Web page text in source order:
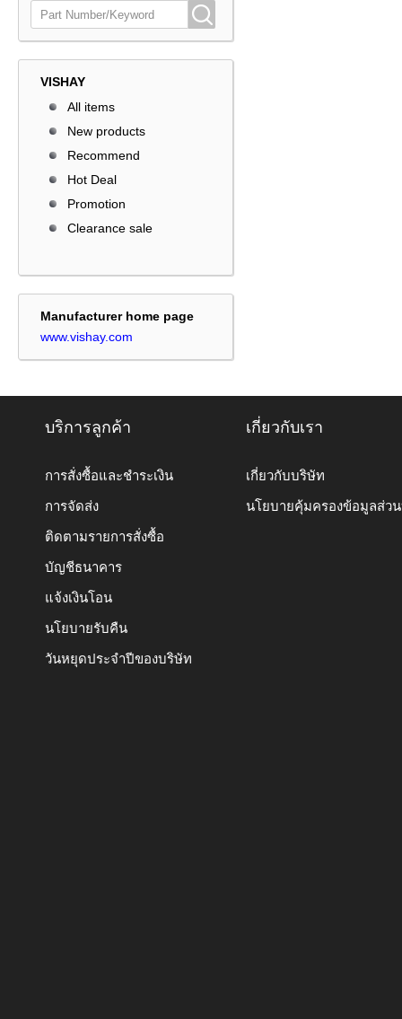
VISHAY
All items
New products
Recommend
Hot Deal
Promotion
Clearance sale
Manufacturer home page
www.vishay.com
บริการลูกค้า
การสั่งซื้อและชำระเงิน
การจัดส่ง
ติดตามรายการสั่งซื้อ
บัญชีธนาคาร
แจ้งเงินโอน
นโยบายรับคืน
วันหยุดประจำปีของบริษัท
เกี่ยวกับเรา
เกี่ยวกับบริษัท
นโยบายคุ้มครองข้อมูลส่ว